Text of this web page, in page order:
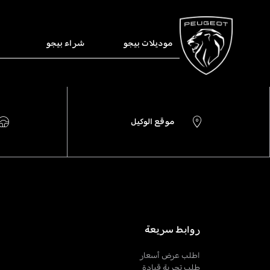
موديلات بيجو شراء بيجو
موقع الوكيل
روابط سريعة
اطلب عرض أسعار
طلب تجربة قيادة